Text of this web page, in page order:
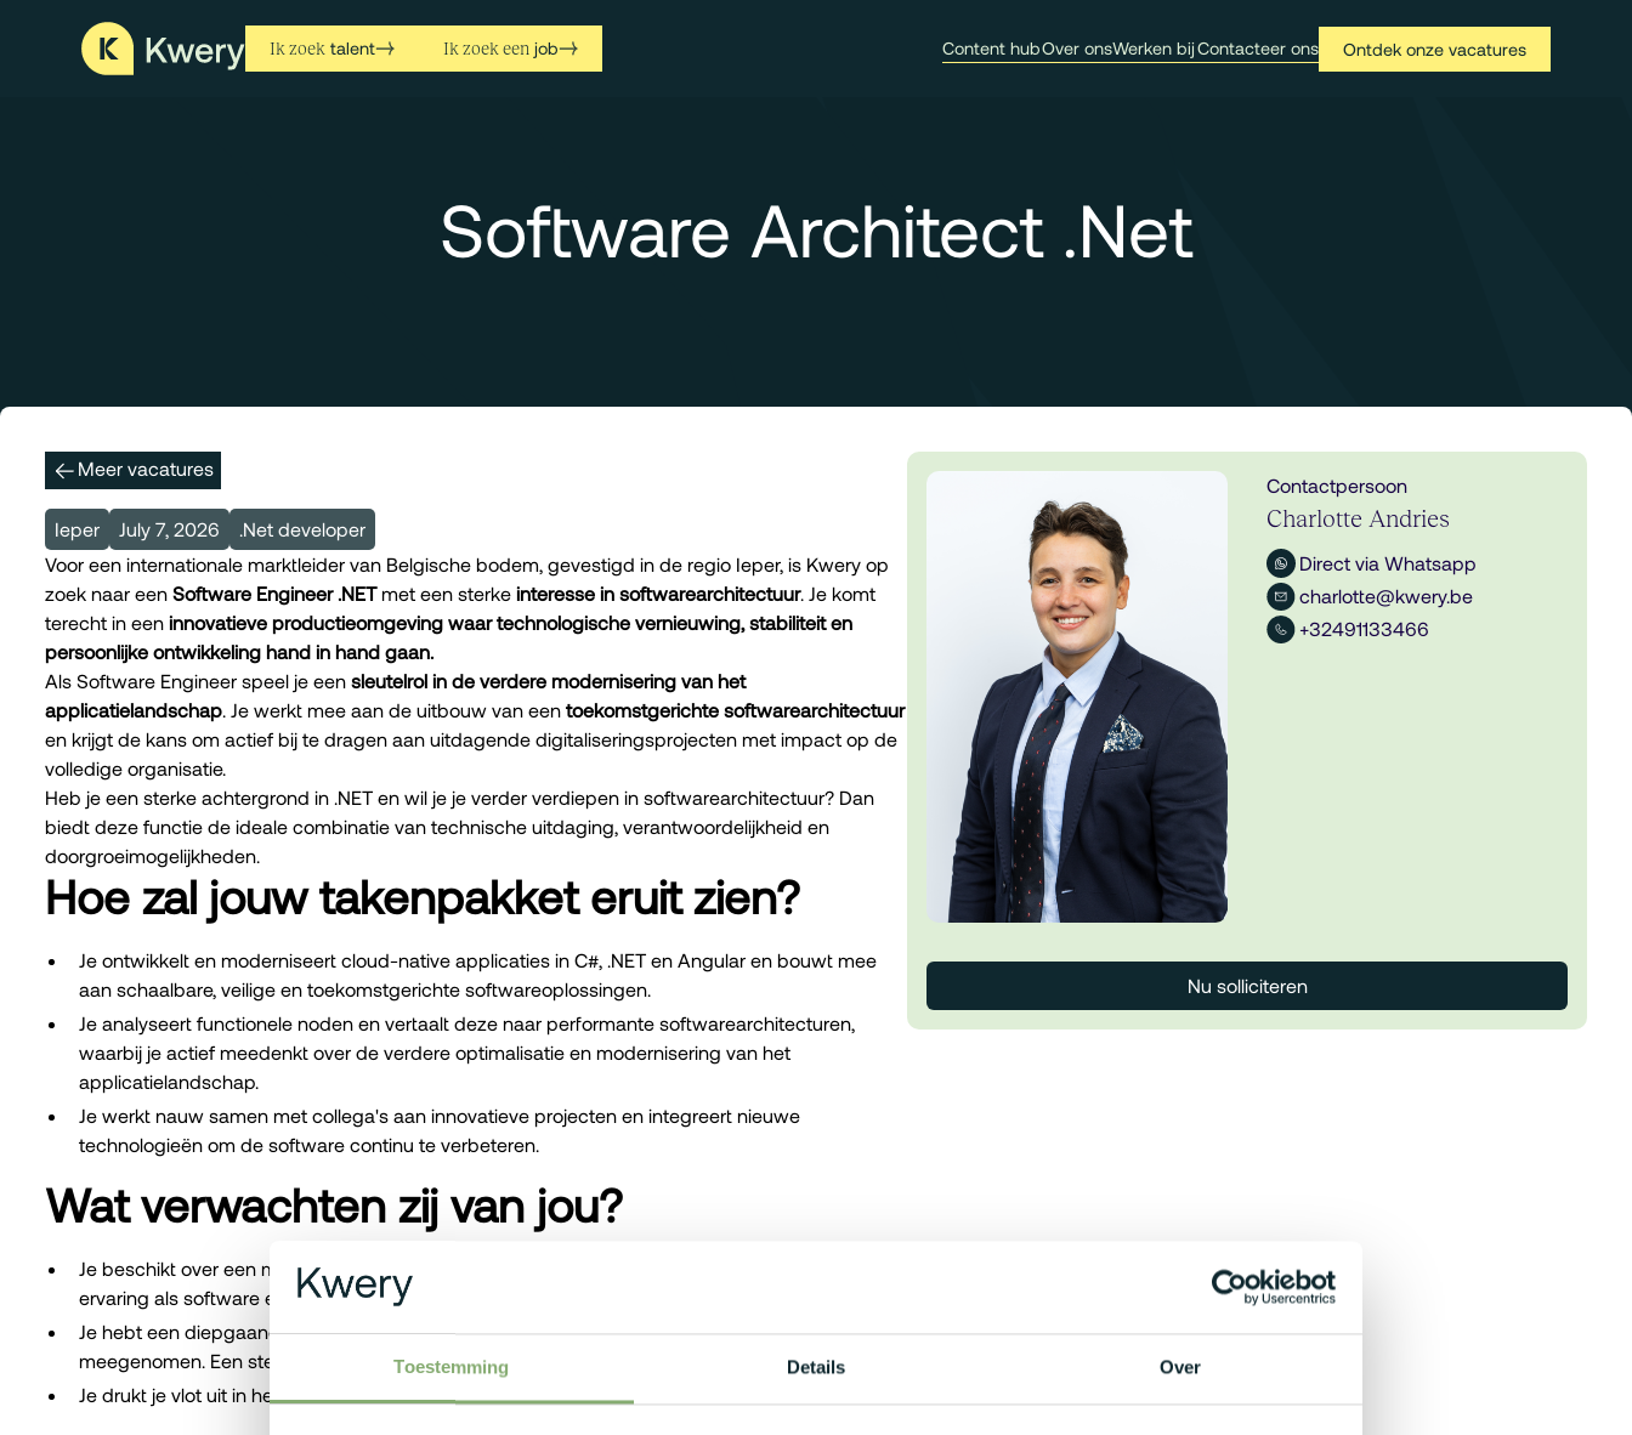
Toestemming Details Over
Ik zoek talent Ik zoek een job Content hubOver onsWerken bijContacteer ons Ontdek onze vacatures
Software Architect .Net
Meer vacatures
Ieper July 7, 2026
.Net developer
Voor een internationale marktleider van Belgische bodem, gevestigd in de regio Ieper, is Kwery op
zoek naar een Software Engineer .NETmet een sterke interesse in softwarearchitectuur. Je komt
terecht in een innovatieve productieomgeving waar technologische vernieuwing, stabiliteit en
persoonlijke ontwikkeling hand in hand gaan.
Als Software Engineer speel je een sleutelrol in de verdere modernisering van het
applicatielandschap. Je werkt mee aan de uitbouw van een toekomstgerichte softwarearchitectuur
en krijgt de kans om actief bij te dragen aan uitdagende digitaliseringsprojecten met impact op de
volledige organisatie.
Heb je een sterke achtergrond in .NET en wil je je verder verdiepen in softwarearchitectuur? Dan
biedt deze functie de ideale combinatie van technische uitdaging, verantwoordelijkheid en
doorgroeimogelijkheden.
Hoe zal jouw takenpakket eruit zien?
Je ontwikkelt en moderniseert cloud-native applicaties in C#, .NET en Angular en bouwt mee
aan schaalbare, veilige en toekomstgerichte softwareoplossingen.
Je analyseert functionele noden en vertaalt deze naar performante softwarearchitecturen,
waarbij je actief meedenkt over de verdere optimalisatie en modernisering van het
applicatielandschap.
Je werkt nauw samen met collega's aan innovatieve projecten en integreert nieuwe
technologieën om de software continu te verbeteren.
Wat verwachten zij van jou?
Je beschikt over een master of bachelor diploma binnen IT en combineert minstens 5 jaar
ervaring als software engineer of 3 jaar als software architect.
Je hebt een diepgaande technische kennis van C#, .NET, SQL. Ervaring in Angular is mooi
meegenomen. Een sterke basis kennis binnen softwarearchitectuur is een must!
Je drukt je vlot uit in het Nederlands en Engels en je werkt graag in team.
Contactpersoon
Charlotte Andries
Direct via Whatsapp
charlotte@kwery.be
+32491133466
Nu solliciteren